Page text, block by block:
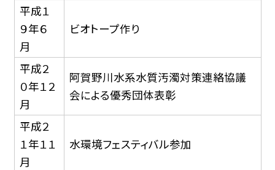
平成１
９年６
月
ビオトープ作り
平成２
０年１２
月
阿賀野川水系水質汚濁対策連絡協議
会による優秀団体表彰
平成２
１年１１
月
水環境フェスティバル参加